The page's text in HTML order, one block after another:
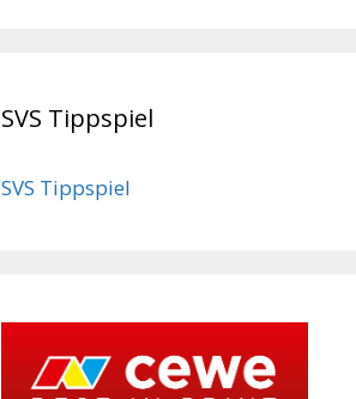
SVS Tippspiel
SVS Tippspiel